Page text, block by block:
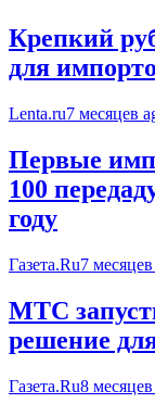
Крепкий
для
Lenta.ru7 месяцев
Первые
100
году
Газета.Ru7
МТС
решение
Газета.Ru8